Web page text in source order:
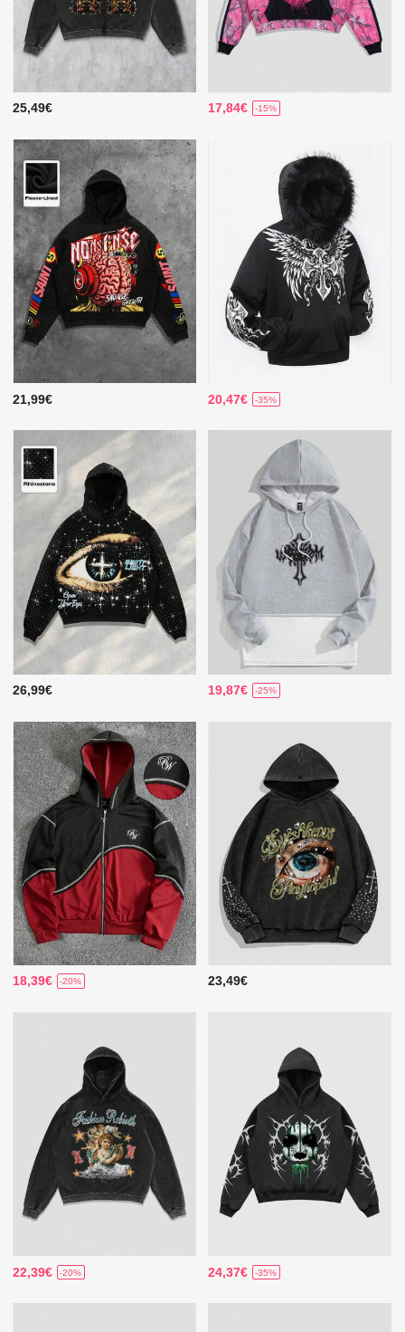
25,49€ 17,84€ -15%
21,99€ 20,47€ -35%
26,99€ 19,87€ -25%
18,39€ -20% 23,49€
22,39€ -20% 24,37€ -35%